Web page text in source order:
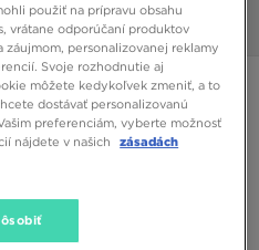
360°
použiť na prípravu obsahu
vrátane odporúčaní produktov
záujmom, personalizovanej reklamy
Svoje rozhodnutie aj
môžete kedykoľvek zmeniť, a to
dostávať personalizovanú
preferenciám, vyberte možnosť
nájdete v našich
zásadách